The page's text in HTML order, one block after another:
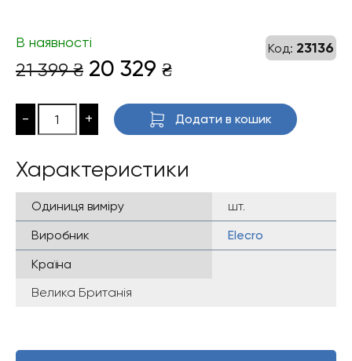
Код: 23136
В наявності
21 399₴ Оригінальна
21
399 ₴.
20 329 ₴Поточна
20
329 ₴.
- + Додати в кошик
Характеристики
Одиниця виміру
шт.
Виробник
Elecro
Країна
Велика Британія